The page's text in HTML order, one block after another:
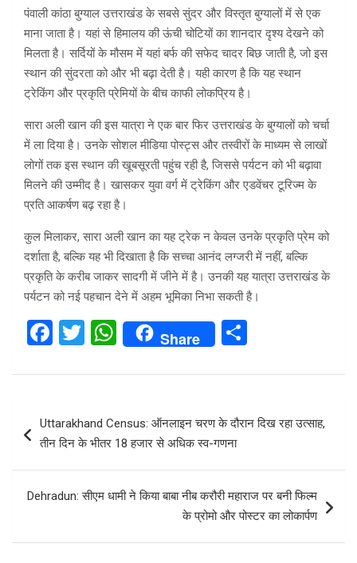
पंवाली कांठा बुग्याल उत्तराखंड के सबसे सुंदर और विस्तृत बुग्यालों में से एक
माना जाता है। यहां से हिमालय की ऊंची चोटियों का शानदार दृश्य देखने को
मिलता है। सर्दियों के मौसम में यहां बर्फ की सफेद चादर बिछ जाती है, जो इस
स्थान की सुंदरता को और भी बढ़ा देती है। यही कारण है कि यह स्थान
ट्रेकिंग और प्रकृति प्रेमियों के बीच काफी लोकप्रिय है।
सारा अली खान की इस यात्रा ने एक बार फिर उत्तराखंड के बुग्यालों को चर्चा
में ला दिया है। उनके सोशल मीडिया पोस्ट्स और तस्वीरों के माध्यम से लाखों
लोगों तक इस स्थान की खूबसूरती पहुंच रही है, जिससे पर्यटन को भी बढ़ावा
मिलने की उम्मीद है। खासकर युवा वर्ग में ट्रेकिंग और एडवेंचर टूरिज्म के
प्रति आकर्षण बढ़ रहा है।
कुल मिलाकर, सारा अली खान का यह ट्रेक न केवल उनके प्रकृति प्रेम को
दर्शाता है, बल्कि यह भी दिखाता है कि सच्चा आनंद लग्जरी में नहीं, बल्कि
प्रकृति के करीब जाकर सादगी में जीने में है। उनकी यह यात्रा उत्तराखंड के
पर्यटन को नई पहचान देने में अहम भूमिका निभा सकती है।
F
ce
o
k
T
tt
W
at
A
p
Share
ar
e
navigation
Uttarakhand Census: ऑनलाइन चरण के दौरान दिख रहा उत्साह,
तीन दिन के भीतर 18 हजार से अधिक स्व-गणना
Dehradun: सीएम धामी ने किया बाबा नीब करौरी महाराज पर बनी फिल्म
के प्रोमो और पोस्टर का लोकार्पण